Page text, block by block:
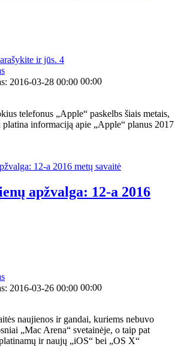
4
00:00
telefonus „Apple“ paskelbs šiais metais,
platina informaciją apie „Apple“ planus 2017
apžvalga: 12-a 2016
00:00
naujienos ir gandai, kuriems nebuvo
„Mac Arena“ svetainėje, o taip pat
ir naujų „iOS“ bei „OS X“